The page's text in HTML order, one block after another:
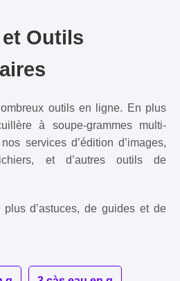
Outils
outils en ligne. En plus
à soupe-grammes multi-
services d’édition d’images,
et d’autres outils de
plus d’astuces, de guides et de